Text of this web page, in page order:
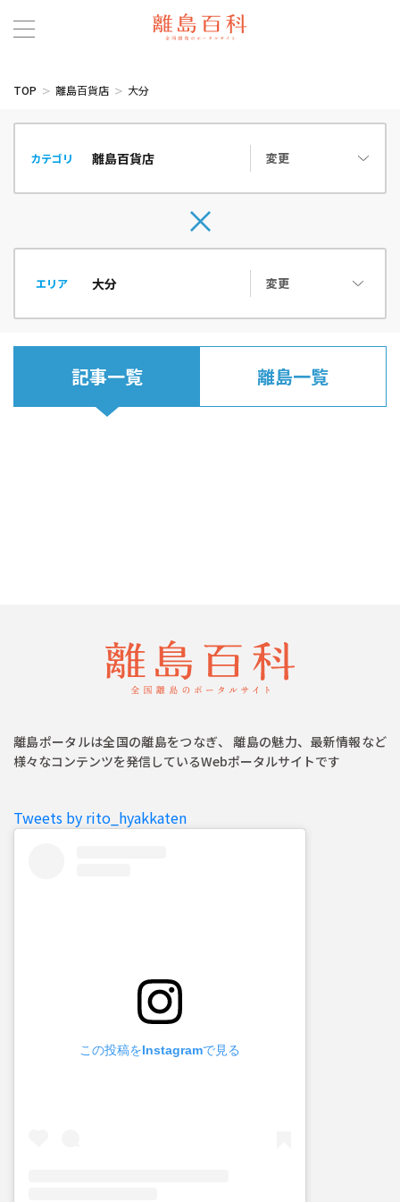
TOP 離島百貨店 大分
カテゴリ 変更
エリア 変更
記事一覧 離島一覧
離島ポータルは全国の離島をつなぎ、 離島の魅力、最新情報など
様々なコンテンツを発信しているWebポータルサイトです
Tweets by rito_hyakkaten
この投稿をInstagramで見る